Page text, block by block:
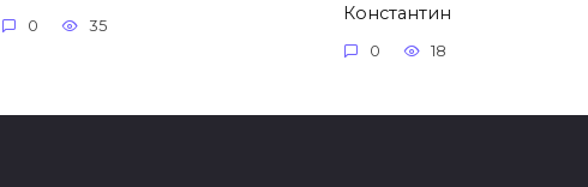
0 35
Константин
0 18